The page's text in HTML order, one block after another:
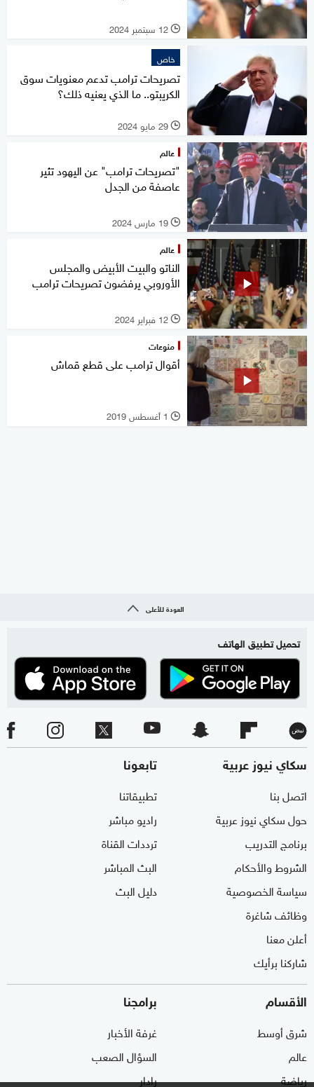
l 12 سبتمبر 2024
خاص
تصريحات ترامب تدعم معنويات سوق
الكريبتو.. ما الذي يعنيه ذلك؟
l 29 مايو 2024
عالم
"تصريحات ترامب" عن اليهود تثير
عاصفة من الجدل
l 19 مارس 2024
عالم
الناتو والبيت الأبيض والمجلس
الأوروبي يرفضون تصريحات ترامب
l 12 فبراير 2024
منوعات
أقوال ترامب على قطع قماش
l 1 أغسطس 2019
العودة للأعلى
تحميل تطبيق الهاتف
سكاي نيوز عربية
اتصل بنا
حول سكاي نيوز عربية
برنامج التدريب
الشروط والأحكام
سياسة الخصوصية
وظائف شاغرة
أعلن معنا
شاركنا برأيك
تابعونا
تطبيقاتنا
راديو مباشر
ترددات القناة
البث المباشر
دليل البث
الأقسام
شرق أوسط
عالم
رياضة
برامجنا
غرفة الأخبار
السؤال الصعب
رادار